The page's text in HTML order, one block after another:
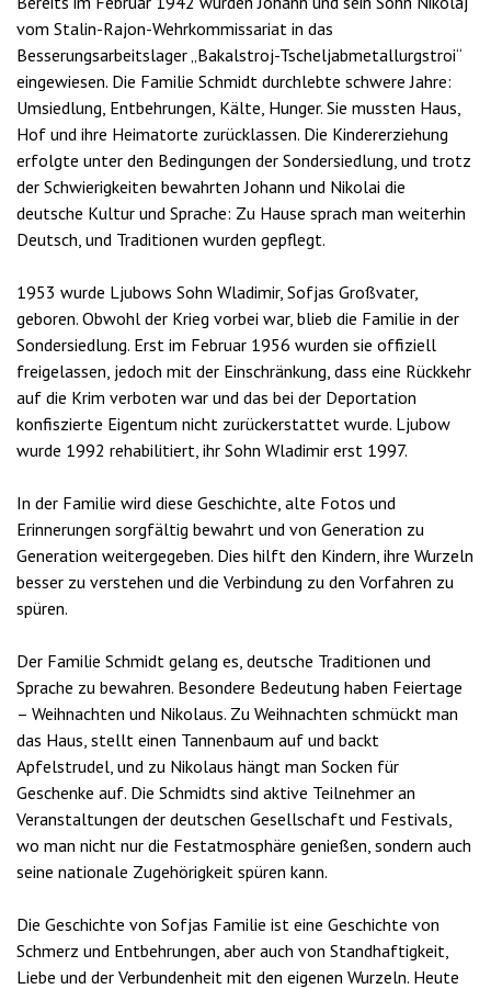
vom Stalin-Rajon-Wehrkommissariat in das
Besserungsarbeitslager „Bakalstroj-Tscheljabmetallurgstroi“
eingewiesen. Die Familie Schmidt durchlebte schwere Jahre:
Umsiedlung, Entbehrungen, Kälte, Hunger. Sie mussten Haus,
Hof und ihre Heimatorte zurücklassen. Die Kindererziehung
erfolgte unter den Bedingungen der Sondersiedlung, und trotz
der Schwierigkeiten bewahrten Johann und Nikolai die
deutsche Kultur und Sprache: Zu Hause sprach man weiterhin
Deutsch, und Traditionen wurden gepflegt.
1953 wurde Ljubows Sohn Wladimir, Sofjas Großvater,
geboren. Obwohl der Krieg vorbei war, blieb die Familie in der
Sondersiedlung. Erst im Februar 1956 wurden sie offiziell
freigelassen, jedoch mit der Einschränkung, dass eine Rückkehr
auf die Krim verboten war und das bei der Deportation
konfiszierte Eigentum nicht zurückerstattet wurde. Ljubow
wurde 1992 rehabilitiert, ihr Sohn Wladimir erst 1997.
In der Familie wird diese Geschichte, alte Fotos und
Erinnerungen sorgfältig bewahrt und von Generation zu
Generation weitergegeben. Dies hilft den Kindern, ihre Wurzeln
besser zu verstehen und die Verbindung zu den Vorfahren zu
spüren.
Der Familie Schmidt gelang es, deutsche Traditionen und
Sprache zu bewahren. Besondere Bedeutung haben Feiertage
– Weihnachten und Nikolaus. Zu Weihnachten schmückt man
das Haus, stellt einen Tannenbaum auf und backt
Apfelstrudel, und zu Nikolaus hängt man Socken für
Geschenke auf. Die Schmidts sind aktive Teilnehmer an
Veranstaltungen der deutschen Gesellschaft und Festivals,
wo man nicht nur die Festatmosphäre genießen, sondern auch
seine nationale Zugehörigkeit spüren kann.
Die Geschichte von Sofjas Familie ist eine Geschichte von
Schmerz und Entbehrungen, aber auch von Standhaftigkeit,
Liebe und der Verbundenheit mit den eigenen Wurzeln. Heute